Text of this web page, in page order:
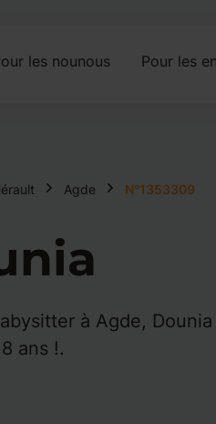
les nounous Pour les
Agde N°1353309
à Agde,
ans !.